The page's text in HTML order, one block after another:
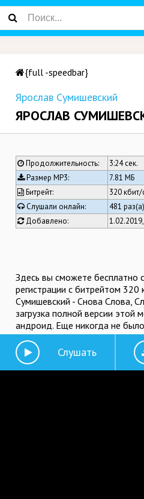
{full -speedbar}
Ярослав Сумишевский
ЯРОСЛАВ
Продолжительность:
3:24 сек.
Размер MP3:
7.81 МБ
Битрейт:
320 кбит/
Слушали онлайн:
481 раз(а)
Добавлено:
Здесь вы сможете бесплатно
регистрации с битрейтом
Сумишевский - Снова Слова,
загрузка полной версии
андроид. Еще никогда не
Слушать